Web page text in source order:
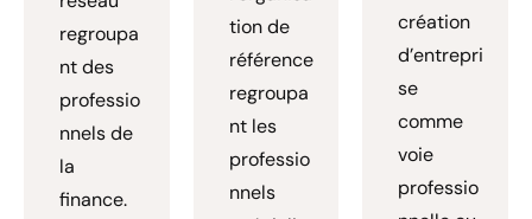
regroupa
nt des
professio
nnels de
la
finance.
tion de
référence
regroupa
nt les
professio
nnels
création
d’entrepri
se
comme
voie
professio